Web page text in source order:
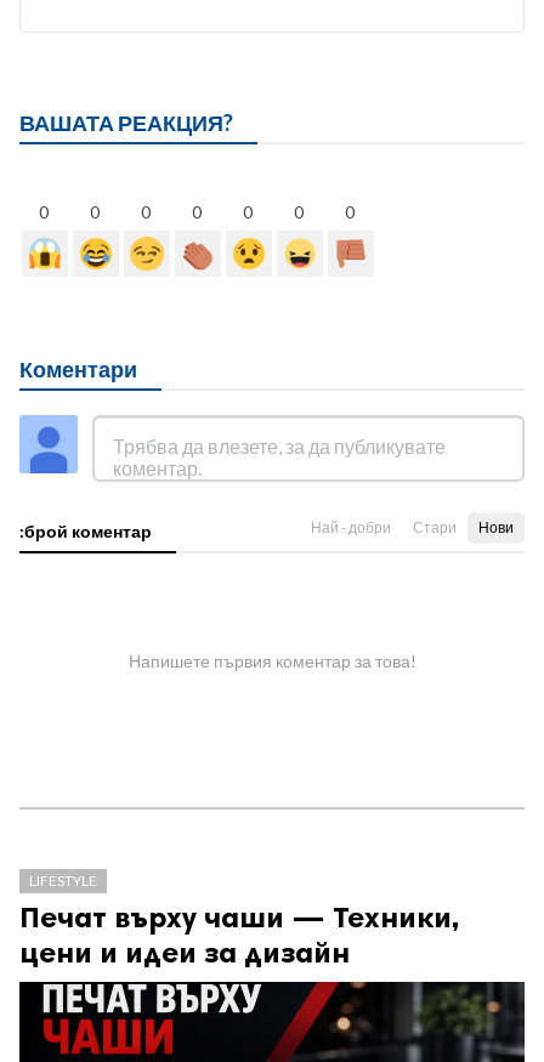
ВАШАТА РЕАКЦИЯ?
0 0 0 0 0 0 0
Коментари
:брой коментар Най - добри Стари Нови
Напишете първия коментар за това!
LIFESTYLE
Печат върху чаши — Техники,
цени и идеи за дизайн